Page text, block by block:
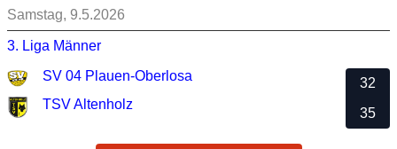
Samstag, 9.5.2026
3. Liga Männer
SV 04 Plauen-Oberlosa
TSV Altenholz
32
35